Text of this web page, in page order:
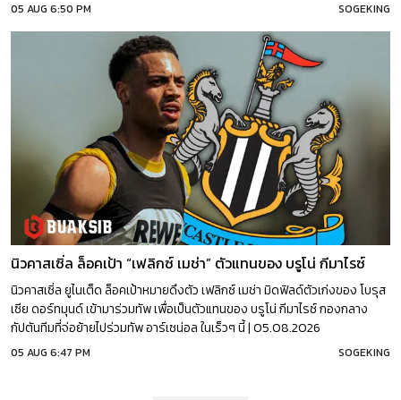
05 AUG 6:50 PM SOGEKING
นิวคาสเซิ่ล ล็อคเป้า “เฟลิกซ์ เมช่า” ตัวแทนของ บรูโน่ กีมาไรซ์
นิวคาสเซิ่ล ยูไนเต็ด ล็อคเป้าหมายดึงตัว เฟลิกซ์ เมช่า มิดฟิลด์ตัวเก่งของ โบรุส
เซีย ดอร์ทมุนด์ เข้ามาร่วมทัพ เพื่อเป็นตัวแทนของ บรูโน่ กีมาไรซ์ กองกลาง
กัปตันทีมที่จ่อย้ายไปร่วมทัพ อาร์เซน่อล ในเร็วๆ นี้ | 05.08.2026
05 AUG 6:47 PM SOGEKING